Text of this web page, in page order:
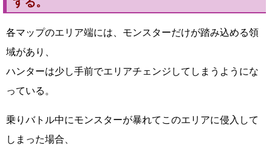
各マップのエリア端には、モンスターだけが踏み込める領
域があり、
ハンターは少し手前でエリアチェンジしてしまうようにな
っている。
乗りバトル中にモンスターが暴れてこのエリアに侵入して
しまった場合、